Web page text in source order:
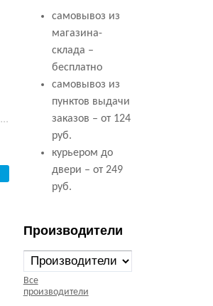
самовывоз из
магазина-
склада –
бесплатно
самовывоз из
пунктов выдачи
заказов – от 124
руб.
курьером до
двери – от 249
руб.
Производители
Все
производители